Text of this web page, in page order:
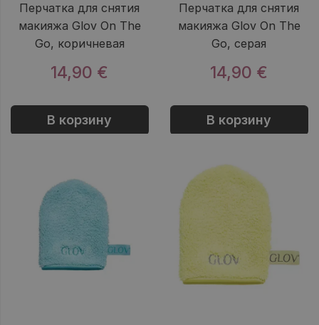
Перчатка для снятия
макияжа Glov On The
Go, коричневая
14,90 €
В корзину
Перчатка для снятия
макияжа Glov On The
Go, серая
14,90 €
В корзину